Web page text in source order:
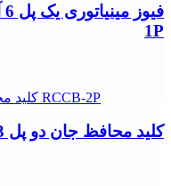
1P
کلید محافظ جان دو پل 63 آمپر پارس اروند RCCB-2P